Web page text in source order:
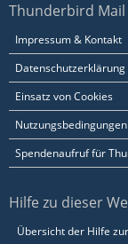
Thunderbird Mail
Impressum & Kontakt
Datenschutzerklärung
Einsatz von Cookies
Nutzungsbedingungen
Spendenaufruf für
Hilfe zu dieser
Übersicht der Hilfe